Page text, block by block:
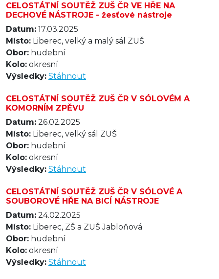
CELOSTÁTNÍ SOUTĚŽ ZUŠ ČR VE HŘE NA
DECHOVÉ NÁSTROJE - žesťové nástroje
Datum: 17.03.2025
Místo: Liberec, velký a malý sál ZUŠ
Obor: hudební
Kolo: okresní
Výsledky: Stáhnout
CELOSTÁTNÍ SOUTĚŽ ZUŠ ČR V SÓLOVÉM A
KOMORNÍM ZPĚVU
Datum: 26.02.2025
Místo: Liberec, velký sál ZUŠ
Obor: hudební
Kolo: okresní
Výsledky: Stáhnout
CELOSTÁTNÍ SOUTĚŽ ZUŠ ČR V SÓLOVÉ A
SOUBOROVÉ HŘE NA BICÍ NÁSTROJE
Datum: 24.02.2025
Místo: Liberec, ZŠ a ZUŠ Jabloňová
Obor: hudební
Kolo: okresní
Výsledky: Stáhnout